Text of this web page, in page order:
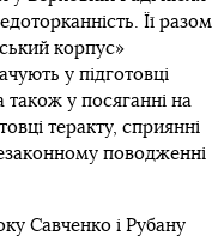
Її разом
корпус»
у підготовці
у посяганні на
теракту, сприянні
поводженні
Савченко і Рубану